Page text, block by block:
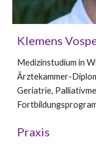
Klemens
Medizinstudium in
Ärztekammer-
Geriatrie,
Praxis